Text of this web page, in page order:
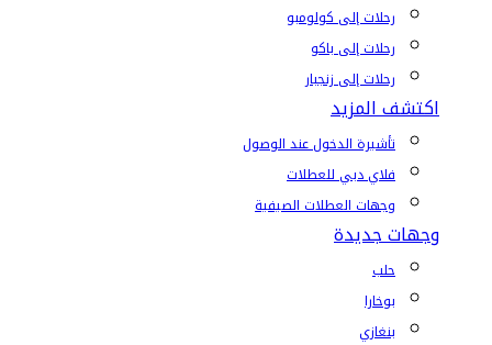
رحلات إلى كولومبو
رحلات إلى باكو
رحلات إلى زنجبار
اكتشف المزيد
تأشيرة الدخول عند الوصول
فلاي دبي للعطلات
وجهات العطلات الصيفية
وجهات جديدة
حلب
بوخارا
بنغازي